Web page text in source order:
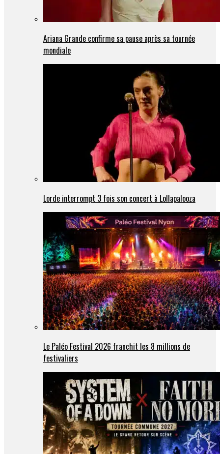
Ariana Grande confirme sa pause après sa tournée
mondiale
Lorde interrompt 3 fois son concert à Lollapalooza
Le Paléo Festival 2026 franchit les 8 millions de
festivaliers